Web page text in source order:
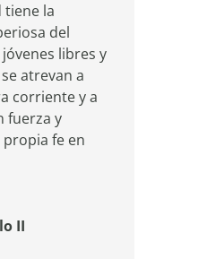
tiene la
del
libres y
atrevan a
corriente y a
fuerza y
fe en
II